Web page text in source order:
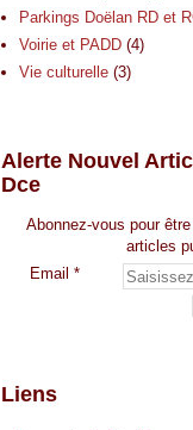
Parkings Doëlan RD et
Voirie et PADD (4)
Vie culturelle (3)
Alerte Nouvel
Dce
Abonnez-vous pour
articles
Email
Liens